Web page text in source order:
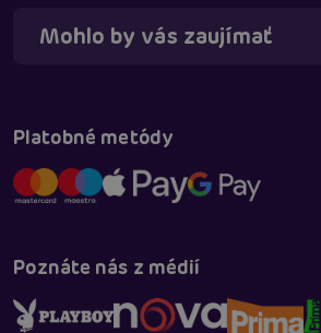
Mohlo by vás zaujímať
Platobné metódy
Poznáte nás z médií